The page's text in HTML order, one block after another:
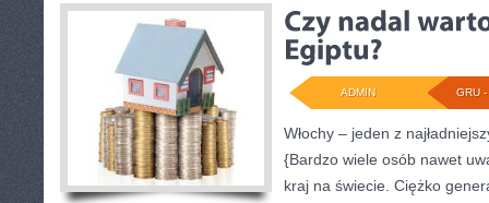
GRU
ADMIN
Włochy – jeden z
{Bardzo wiele osób nawet
kraj na świecie. Ciężko